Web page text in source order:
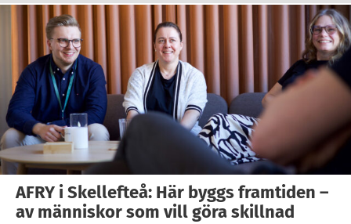
AFRY i Skellefteå: Här byggs framtiden –
av människor som vill göra skillnad